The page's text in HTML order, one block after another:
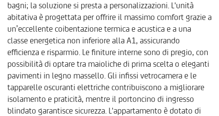
bagni; la soluzione si presta a personalizzazioni. L'unità
abitativa è progettata per offrire il massimo comfort grazie a
un’eccellente coibentazione termica e acustica e a una
classe energetica non inferiore alla A1, assicurando
efficienza e risparmio. Le finiture interne sono di pregio, con
possibilità di optare tra maioliche di prima scelta o eleganti
pavimenti in legno massello. Gli infissi vetrocamera e le
tapparelle oscuranti elettriche contribuiscono a migliorare
isolamento e praticità, mentre il portoncino di ingresso
blindato garantisce sicurezza. L'appartamento è dotato di